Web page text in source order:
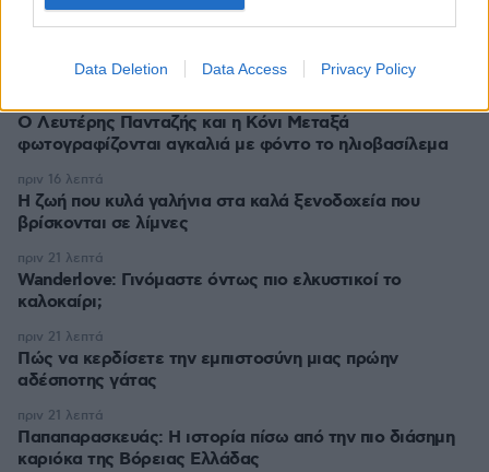
Data Deletion Data Access Privacy Policy
του θα μείνει πάντα ζωντανή
Ο Λευτέρης Πανταζής και η Κόνι Μεταξά
φωτογραφίζονται αγκαλιά με φόντο το ηλιοβασίλεμα
Η ζωή που κυλά γαλήνια στα καλά ξενοδοχεία που
βρίσκονται σε λίμνες
πριν 16 λεπτά
Wanderlove: Γινόμαστε όντως πιο ελκυστικοί το
καλοκαίρι;
πριν 21 λεπτά
Πώς να κερδίσετε την εμπιστοσύνη μιας πρώην
αδέσποτης γάτας
πριν 21 λεπτά
Παπαπαρασκευάς: Η ιστορία πίσω από την πιο διάσημη
καριόκα της Βόρειας Ελλάδας
πριν 21 λεπτά